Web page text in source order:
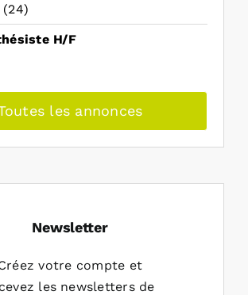
H/F
les annonces
Newsletter
votre compte et
les newsletters de